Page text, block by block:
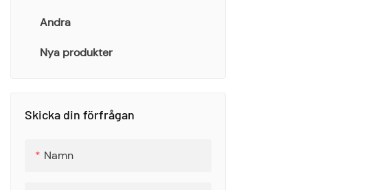
Bucket Hat
Scarf
påsar
Andra
Nya produkter
Skicka din förfrågan
Namn